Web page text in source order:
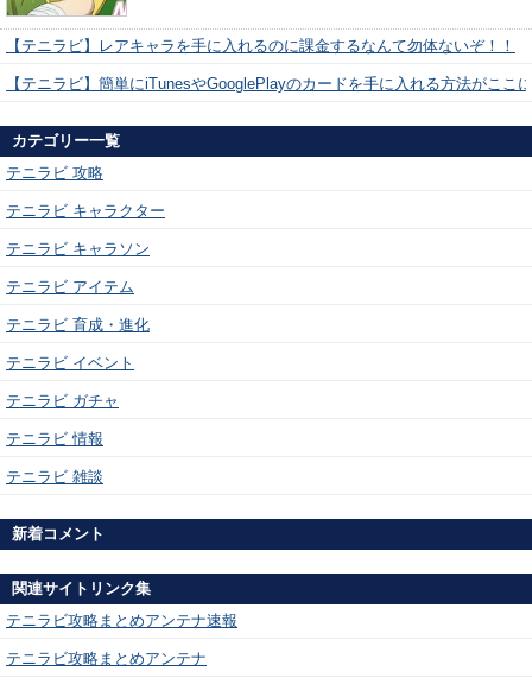
【テニラビ】レアキャラを手に入れるのに課金するなんて勿体ないぞ！！
【テニラビ】簡単にiTunesやGooglePlayのカードを手に入れる方法がここ
カテゴリー一覧
テニラビ 攻略
テニラビ キャラクター
テニラビ キャラソン
テニラビ アイテム
テニラビ 育成・進化
テニラビ イベント
テニラビ ガチャ
テニラビ 情報
テニラビ 雑談
新着コメント
関連サイトリンク集
テニラビ攻略まとめアンテナ速報
テニラビ攻略まとめアンテナ